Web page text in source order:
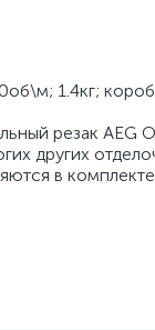
1.4кг;
резак
других
в